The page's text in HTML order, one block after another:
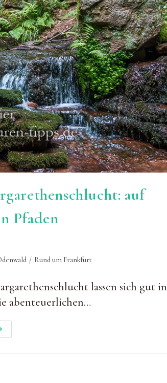
auf
Pfaden
/ Rund um Frankfurt
lassen sich gut in
abenteuerlichen…